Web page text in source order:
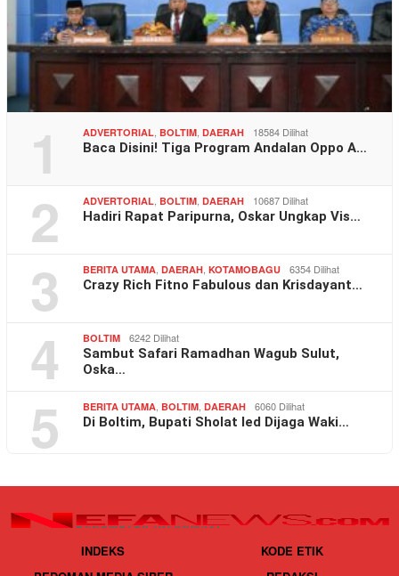
1 ADVERTORIAL BOLTIM DAERAH 18584 Dilihat
Baca Disini! Tiga Program Andalan Oppo A…
2 ADVERTORIAL BOLTIM DAERAH 10687 Dilihat
Hadiri Rapat Paripurna, Oskar Ungkap Vis…
3 BERITA UTAMA DAERAH KOTAMOBAGU 6354 Dilihat
Crazy Rich Fitno Fabulous dan Krisdayant…
4 BOLTIM 6242 Dilihat
Sambut Safari Ramadhan Wagub Sulut,
Oska…
5 BERITA UTAMA BOLTIM DAERAH 6060 Dilihat
Di Boltim, Bupati Sholat Ied Dijaga Waki…
INDEKS
KODE ETIK